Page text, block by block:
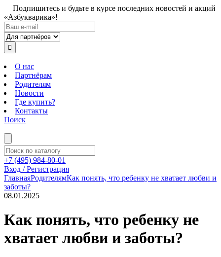
Подпишитесь и будьте в курсе последних новостей и акций
«Азбукварика»!
О нас
Партнёрам
Родителям
Новости
Где купить?
Контакты
Поиск
+7 (495) 984-80-01
Вход / Регистрация
ГлавнаяРодителямКак понять, что ребенку не хватает любви и
заботы?
08.01.2025
Как понять, что ребенку не
хватает любви и заботы?